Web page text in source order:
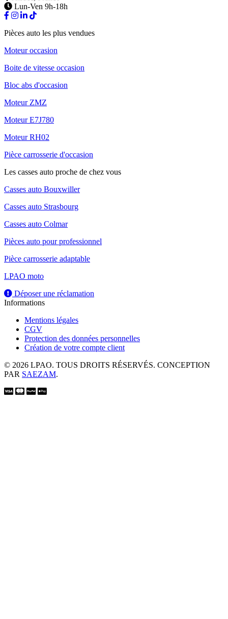
Lun-Ven 9h-18h
Pièces auto les plus vendues
Moteur occasion
Boite de vitesse occasion
Bloc abs d'occasion
Moteur ZMZ
Moteur E7J780
Moteur RH02
Pièce carrosserie d'occasion
Les casses auto proche de chez vous
Casses auto Bouxwiller
Casses auto Strasbourg
Casses auto Colmar
Pièces auto pour professionnel
Pièce carrosserie adaptable
LPAO moto
Déposer une réclamation
Informations
Mentions légales
CGV
Protection des données personnelles
Création de votre compte client
© 2026 LPAO. TOUS DROITS RÉSERVÉS. CONCEPTION
PAR SAEZAM.